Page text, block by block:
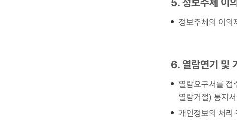
5. 정보주체 이
정보주체의 이의
6. 열람연기 및
열람요구서를 접
열람거절) 통지
개인정보의 처리